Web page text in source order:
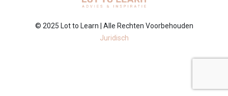
© 2025 Lot to Learn | Alle Rechten Voorbehouden
Juridisch